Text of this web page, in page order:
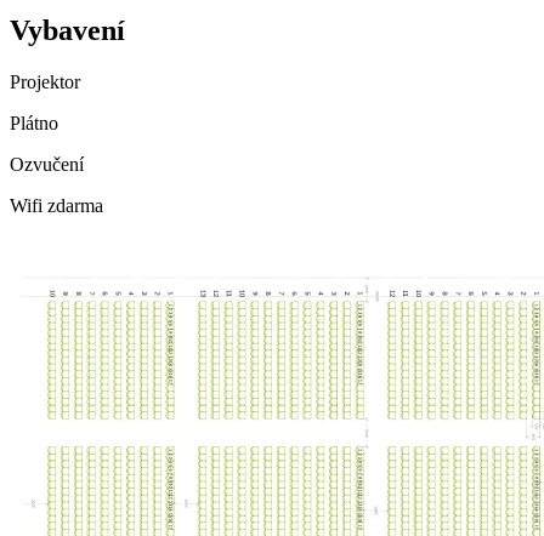
Vybavení
Projektor
Plátno
Ozvučení
Wifi zdarma